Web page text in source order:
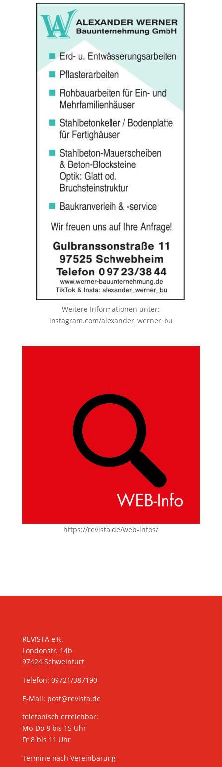
Weitere Informationen unter:
instagram.com/alexander_werner_bu
https://revista.de/web-infos/
REVISTA e.K.
Londonstr. 14b
97424 Schweinfurt
Telefon: 09721/387190
E-Mail: post@revista.de
telefonisch erreichbar:
Mo-Do 8 bis 15 Uhr
Fr 8 bis 11 Uhr
Termine nach Vereinbarung